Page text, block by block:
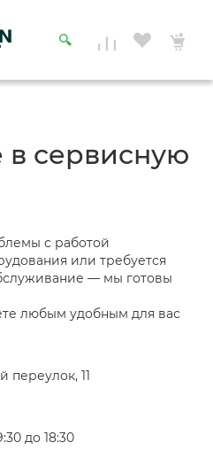
сервисную
с работой
или требуется
— мы готовы
любым удобным для вас
переулок, 11
до 18:30